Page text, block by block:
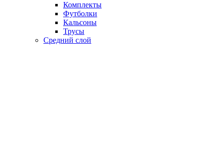
Комплекты
Футболки
Кальсоны
Трусы
Средний слой